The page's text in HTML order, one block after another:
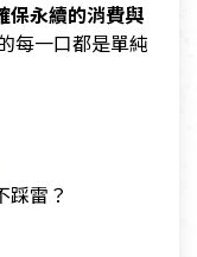
保永續的消費與
每一口都是單純
踩雷？